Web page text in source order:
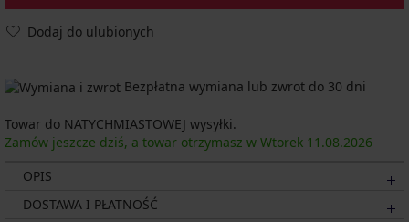
Dodaj do ulubionych
Bezpłatna wymiana lub zwrot do 30 dni
Towar do NATYCHMIASTOWEJ wysyłki.
Zamów jeszcze dziś, a towar otrzymasz w Wtorek 11.08.2026
OPIS
DOSTAWA I PŁATNOŚĆ